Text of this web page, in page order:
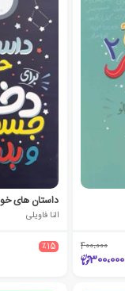
400،000
300،000
النا فاویلی
٪15